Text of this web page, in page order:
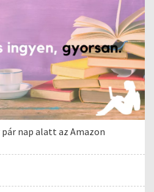
nap alatt az Amazon